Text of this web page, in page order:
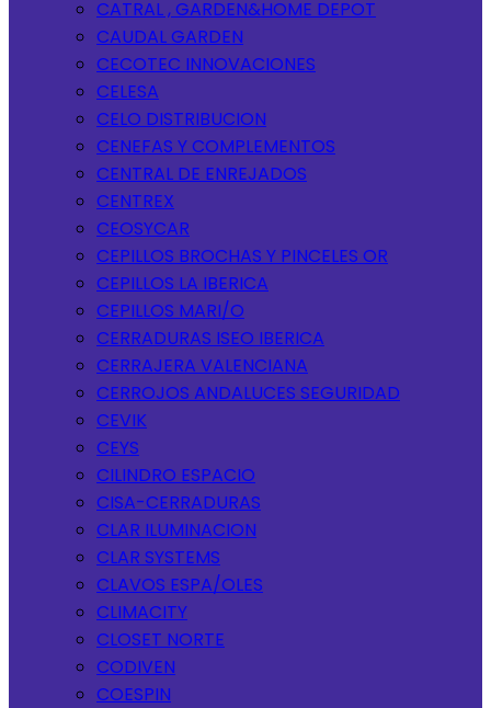
CATRAL , GARDEN&HOME DEPOT
CAUDAL GARDEN
CECOTEC INNOVACIONES
CELESA
CELO DISTRIBUCION
CENEFAS Y COMPLEMENTOS
CENTRAL DE ENREJADOS
CENTREX
CEOSYCAR
CEPILLOS BROCHAS Y PINCELES OR
CEPILLOS LA IBERICA
CEPILLOS MARI/O
CERRADURAS ISEO IBERICA
CERRAJERA VALENCIANA
CERROJOS ANDALUCES SEGURIDAD
CEVIK
CEYS
CILINDRO ESPACIO
CISA-CERRADURAS
CLAR ILUMINACION
CLAR SYSTEMS
CLAVOS ESPA/OLES
CLIMACITY
CLOSET NORTE
CODIVEN
COESPIN